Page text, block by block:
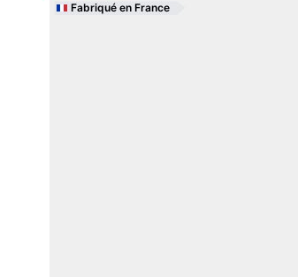
Fabriqué en France